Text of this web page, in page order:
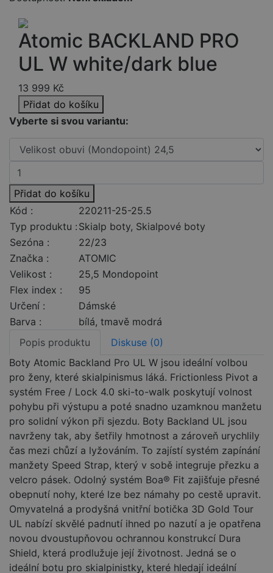
Atomic BACKLAND PRO
UL W white/dark blue
13 999 Kč
Přidat do košíku
Vyberte si svou variantu:
Přidat do košíku
Kód :
220211-25-25.5
Typ produktu : Skialp boty, Skialpové boty
Sezóna :
22/23
Značka :
ATOMIC
Velikost :
25,5 Mondopoint
Flex index :
95
Určení :
Dámské
Barva :
bílá, tmavě modrá
Popis produktu
Diskuse (0)
Boty Atomic Backland Pro UL W jsou ideální volbou
pro ženy, které skialpinismus láká. Frictionless Pivot a
systém Free / Lock 4.0 ski-to-walk poskytují volnost
pohybu při výstupu a poté snadno uzamknou manžetu
pro solidní výkon při sjezdu. Boty Backland UL jsou
navrženy tak, aby šetřily hmotnost a zároveň urychlily
čas mezi chůzí a lyžováním. To zajístí systém zapínání
manžety Speed Strap, který v sobě integruje přezku a
velcro pásek. Odolný systém Boa® Fit zajišťuje přesné
obepnutí nohy, které lze bez námahy po cestě upravit.
Omyvatelná a prodyšná vnitřní botička 3D Gold Tour
UL nabízí skvělé padnutí ihned po nazutí a je opatřena
novou dvoustupňovou ochrannou konstrukcí Dura
Shield, která prodlužuje její životnost. Jedná se o
ideální botu pro skialpinistky, které hledají ideální